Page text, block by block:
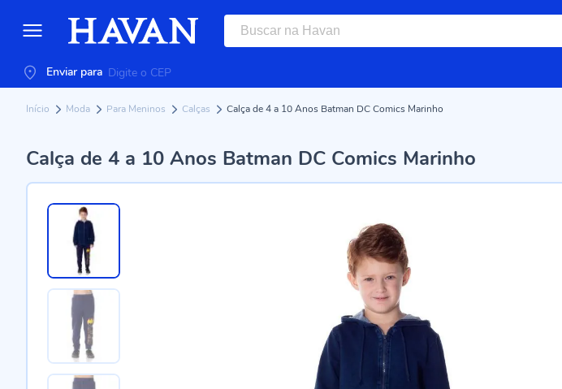
Enviar para
Início Moda Para Meninos Calças Calça de 4 a 10 Anos Batman DC Comics Marinho
Calça de 4 a 10 Anos Batman DC Comics Marinho